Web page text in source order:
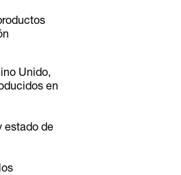
Unido,
en
estado de